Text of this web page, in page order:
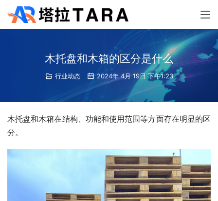
木托盘和木箱的区分是什么
行业动态 2024年 4月 19日 下午1:23
木托盘和木箱在结构、功能和使用范围等方面存在明显的区
分。